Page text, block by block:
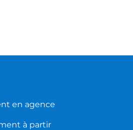
en agence
à partir